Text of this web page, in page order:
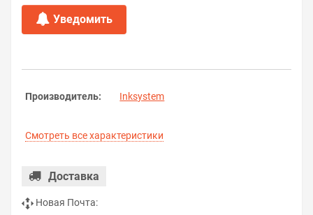
Уведомить
Производитель: Inksystem
Смотреть все характеристики
Доставка
Новая Почта: